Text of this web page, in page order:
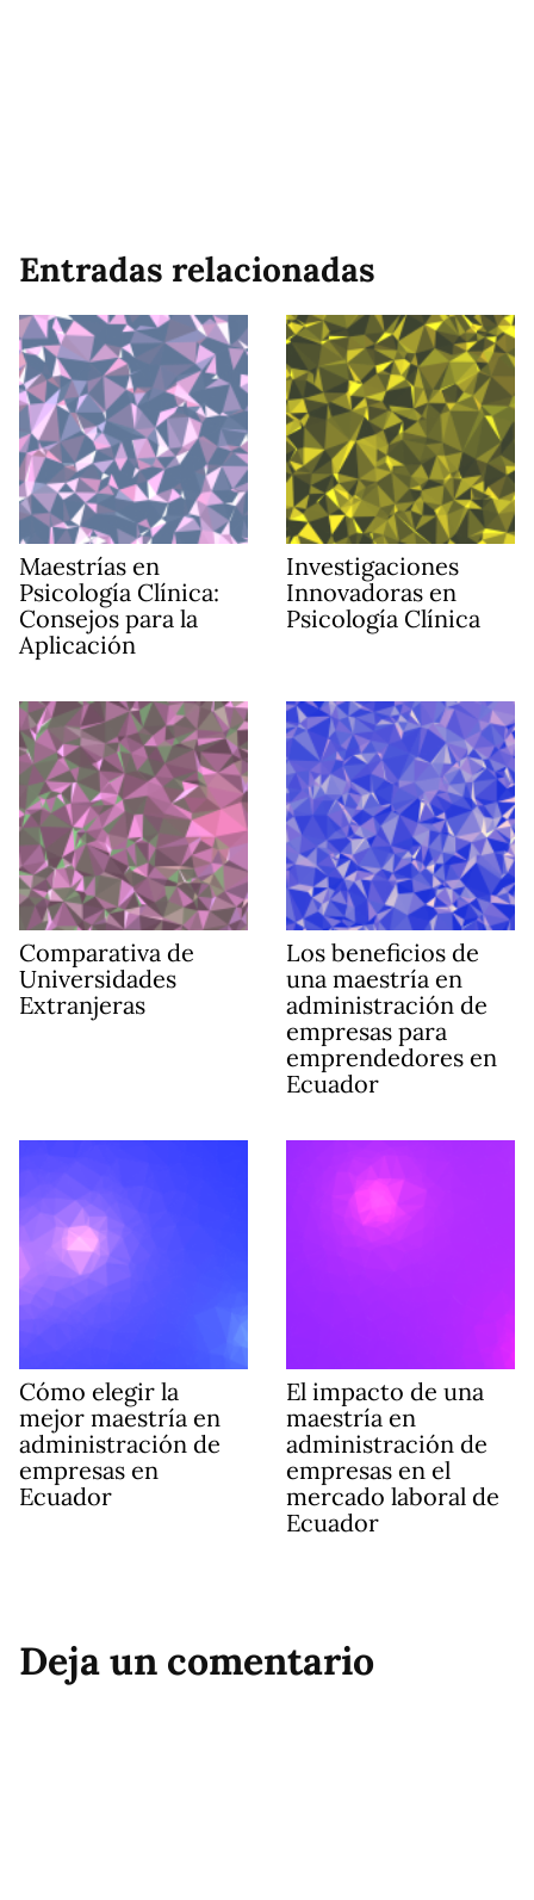
Entradas relacionadas
Maestrías en
Psicología Clínica:
Consejos para la
Aplicación
Investigaciones
Innovadoras en
Psicología Clínica
Comparativa de
Universidades
Extranjeras
Los beneficios de
una maestría en
administración de
empresas para
emprendedores en
Ecuador
Cómo elegir la
mejor maestría en
administración de
empresas en
Ecuador
El impacto de una
maestría en
administración de
empresas en el
mercado laboral de
Ecuador
Deja un comentario